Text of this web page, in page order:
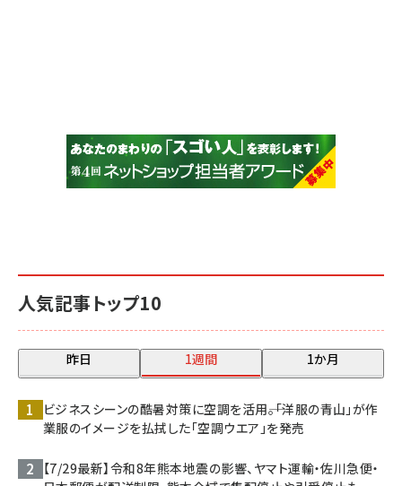
人気記事トップ10
昨日 1週間 1か月
ビジネスシーンの酷暑対策に空調を活用――。「洋服の青山」が作
業服のイメージを払拭した「空調ウエア」を発売
【7/29最新】令和8年熊本地震の影響、ヤマト運輸・佐川急便・